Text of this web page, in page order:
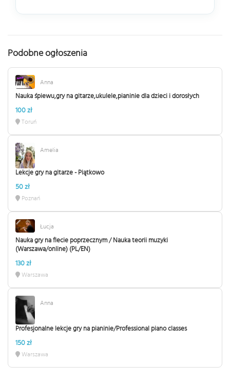
Podobne ogłoszenia
Anna
Nauka śpiewu,gry na gitarze,ukulele,pianinie dla dzieci i dorosłych
100 zł
Toruń
Amelia
Lekcje gry na gitarze - Piątkowo
50 zł
Poznań
Łucja
Nauka gry na flecie poprzecznym / Nauka teorii muzyki
(Warszawa/online) (PL/EN)
130 zł
Warszawa
Anna
Profesjonalne lekcje gry na pianinie/Professional piano classes
150 zł
Warszawa